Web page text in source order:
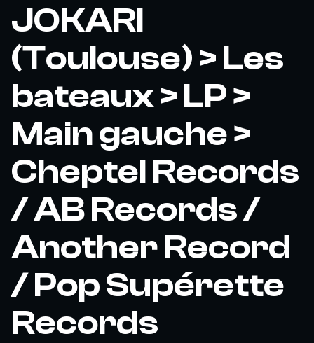
JOKARI
(Toulouse) > Les
bateaux > LP >
Main gauche >
Cheptel Records
/ AB Records /
Another Record
/ Pop Supérette
Records